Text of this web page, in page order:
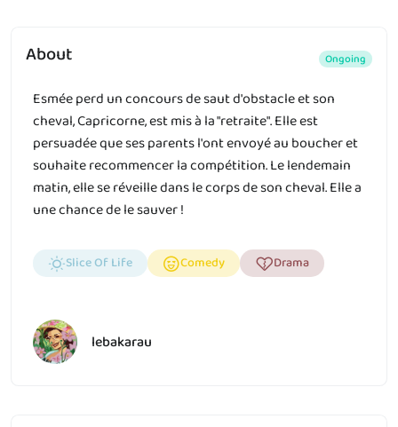
About Ongoing
Esmée perd un concours de saut d'obstacle et son
cheval, Capricorne, est mis à la "retraite". Elle est
persuadée que ses parents l'ont envoyé au boucher et
souhaite recommencer la compétition. Le lendemain
matin, elle se réveille dans le corps de son cheval. Elle a
une chance de le sauver !
Slice Of Life Comedy Drama
lebakarau